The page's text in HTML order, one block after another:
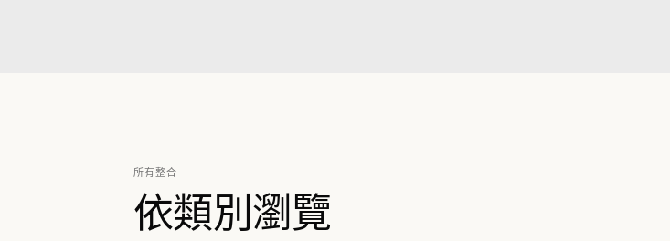
所有整合
依類別瀏覽